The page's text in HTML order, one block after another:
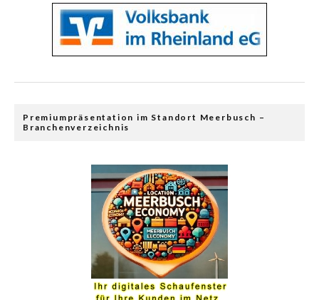
Premiumpräsentation im Standort Meerbusch –
Branchenverzeichnis